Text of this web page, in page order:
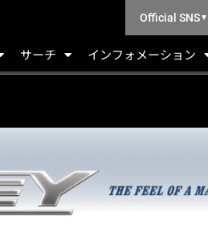
Official SNS▼
サーチ インフォメーション